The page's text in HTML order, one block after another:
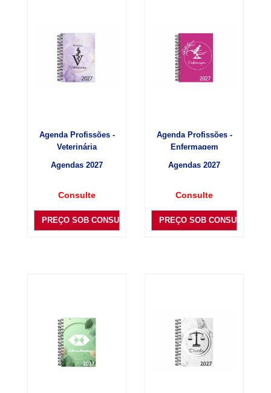
Agenda Profissões -
Veterinária
Agendas 2027
Consulte
PREÇO SOB CONSULTA
Agenda Profissões -
Enfermagem
Agendas 2027
Consulte
PREÇO SOB CONSULTA